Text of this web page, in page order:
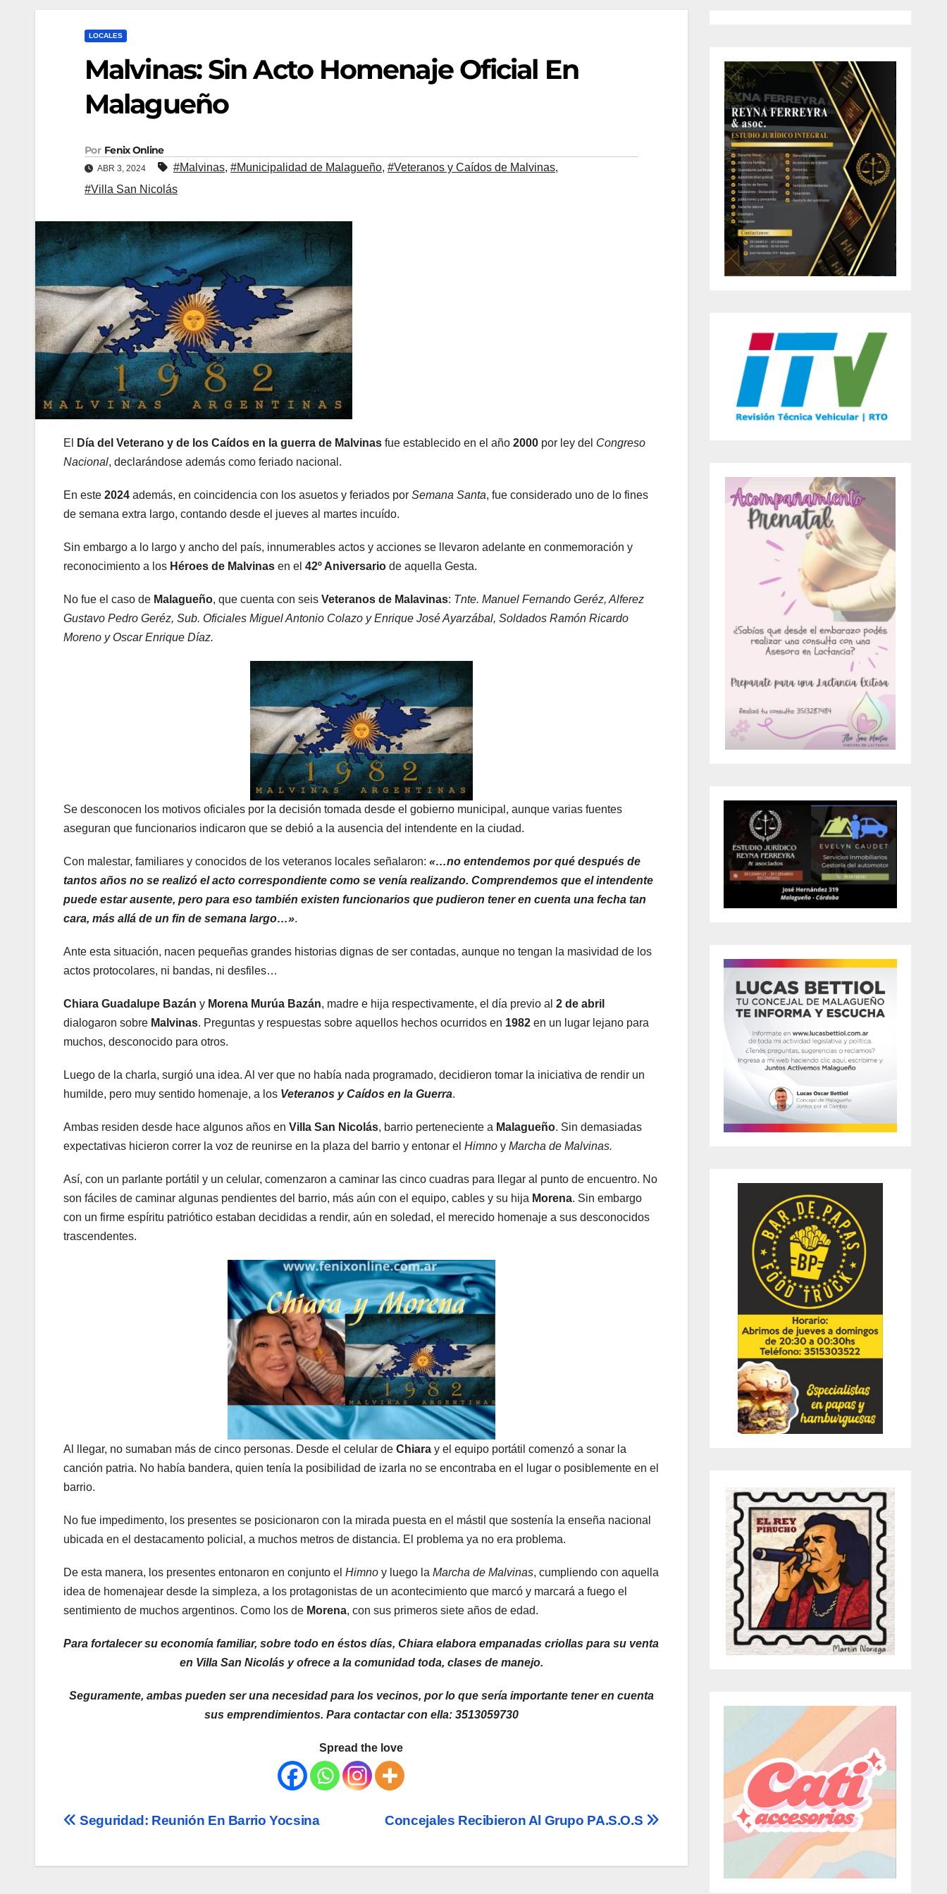
LOCALES
Malvinas: Sin Acto Homenaje Oficial En
Malagueño
Por Fenix Online
ABR 3, 2024 #Malvinas, #Municipalidad de Malagueño, #Veteranos y Caídos de Malvinas,
#Villa San Nicolás
El Día del Veterano y de los Caídos en la guerra de Malvinas fue establecido en el año 2000 por ley del Congreso
Nacional, declarándose además como feriado nacional.
En este 2024 además, en coincidencia con los asuetos y feriados por Semana Santa, fue considerado uno de lo fines
de semana extra largo, contando desde el jueves al martes incuído.
Sin embargo a lo largo y ancho del país, innumerables actos y acciones se llevaron adelante en conmemoración y
reconocimiento a los Héroes de Malvinas en el 42º Aniversario de aquella Gesta.
No fue el caso de Malagueño, que cuenta con seis Veteranos de Malavinas: Tnte. Manuel Fernando Geréz, Alferez
Gustavo Pedro Geréz, Sub. Oficiales Miguel Antonio Colazo y Enrique José Ayarzábal, Soldados Ramón Ricardo
Moreno y Oscar Enrique Díaz.
Se desconocen los motivos oficiales por la decisión tomada desde el gobierno municipal, aunque varias fuentes
aseguran que funcionarios indicaron que se debió a la ausencia del intendente en la ciudad.
Con malestar, familiares y conocidos de los veteranos locales señalaron: «…no entendemos por qué después de
tantos años no se realizó el acto correspondiente como se venía realizando. Comprendemos que el intendente
puede estar ausente, pero para eso también existen funcionarios que pudieron tener en cuenta una fecha tan
cara, más allá de un fin de semana largo…».
Ante esta situación, nacen pequeñas grandes historias dignas de ser contadas, aunque no tengan la masividad de los
actos protocolares, ni bandas, ni desfiles…
Chiara Guadalupe Bazán y Morena Murúa Bazán, madre e hija respectivamente, el día previo al 2 de abril
dialogaron sobre Malvinas. Preguntas y respuestas sobre aquellos hechos ocurridos en 1982 en un lugar lejano para
muchos, desconocido para otros.
Luego de la charla, surgió una idea. Al ver que no había nada programado, decidieron tomar la iniciativa de rendir un
humilde, pero muy sentido homenaje, a los Veteranos y Caídos en la Guerra.
Ambas residen desde hace algunos años en Villa San Nicolás, barrio perteneciente a Malagueño. Sin demasiadas
expectativas hicieron correr la voz de reunirse en la plaza del barrio y entonar el Himno y Marcha de Malvinas.
Así, con un parlante portátil y un celular, comenzaron a caminar las cinco cuadras para llegar al punto de encuentro. No
son fáciles de caminar algunas pendientes del barrio, más aún con el equipo, cables y su hija Morena. Sin embargo
con un firme espíritu patriótico estaban decididas a rendir, aún en soledad, el merecido homenaje a sus desconocidos
trascendentes.
Al llegar, no sumaban más de cinco personas. Desde el celular de Chiara y el equipo portátil comenzó a sonar la
canción patria. No había bandera, quien tenía la posibilidad de izarla no se encontraba en el lugar o posiblemente en el
barrio.
No fue impedimento, los presentes se posicionaron con la mirada puesta en el mástil que sostenía la enseña nacional
ubicada en el destacamento policial, a muchos metros de distancia. El problema ya no era problema.
De esta manera, los presentes entonaron en conjunto el Himno y luego la Marcha de Malvinas, cumpliendo con aquella
idea de homenajear desde la simpleza, a los protagonistas de un acontecimiento que marcó y marcará a fuego el
sentimiento de muchos argentinos. Como los de Morena, con sus primeros siete años de edad.
Para fortalecer su economía familiar, sobre todo en éstos días, Chiara elabora empanadas criollas para su venta
en Villa San Nicolás y ofrece a la comunidad toda, clases de manejo.
Seguramente, ambas pueden ser una necesidad para los vecinos, por lo que sería importante tener en cuenta
sus emprendimientos. Para contactar con ella: 3513059730
Spread the love
Navegación
Concejales Recibieron Al Grupo PA.S.O.S
Seguridad: Reunión En Barrio Yocsina